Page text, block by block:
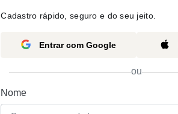
Cadastro rápido, seguro e do seu jeito.
Entrar com Google
ou
Nome